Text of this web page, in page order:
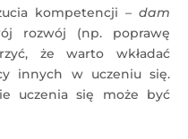
kompetencji – dam
rozwój (np. poprawę
że warto wkładać
innych w uczeniu się.
uczenia się może być